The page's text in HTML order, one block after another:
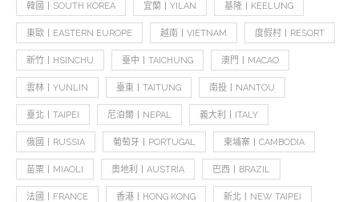
韓國丨SOUTH KOREA 宜蘭丨YILAN 基隆丨KEELUNG
東歐丨EASTERN EUROPE 越南丨VIETNAM 度假村丨RESORT
新竹丨HSINCHU 臺中丨TAICHUNG 澳門丨MACAO
雲林丨YUNLIN 臺東丨TAITUNG 南投丨NANTOU
臺北丨TAIPEI 尼泊爾丨NEPAL 義大利丨ITALY
俄國丨RUSSIA 葡萄牙丨PORTUGAL 柬埔寨丨CAMBODIA
苗栗丨MIAOLI 奧地利丨AUSTRIA 巴西丨BRAZIL
法國丨FRANCE 香港丨HONG KONG 新北丨NEW TAIPEI